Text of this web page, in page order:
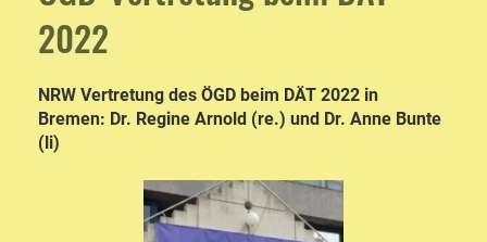
2022
NRW Vertretung des ÖGD beim DÄT 2022 in
Bremen: Dr. Regine Arnold (re.) und Dr. Anne Bunte
(li)